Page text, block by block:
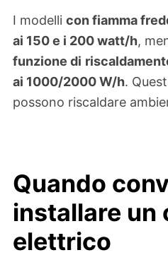
I modelli con fiamma
ai 150 e i 200 watt/h,
funzione di
ai 1000/2000 W/h.
possono riscaldare
Quando
installare un
elettrico